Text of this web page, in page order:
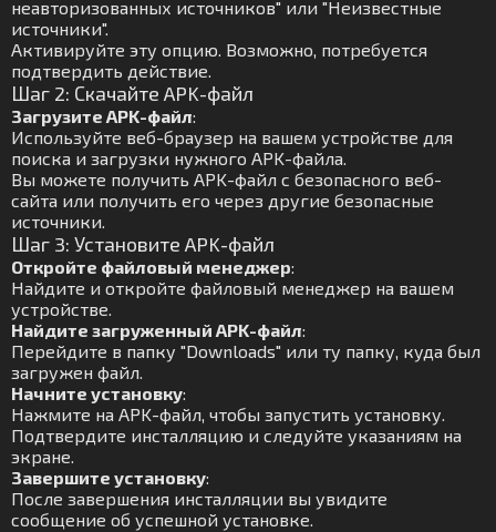
неавторизованных источников" или "Неизвестные
источники".
Активируйте эту опцию. Возможно, потребуется
подтвердить действие.
Шаг 2: Скачайте APK-файл
Загрузите APK-файл:
Используйте веб-браузер на вашем устройстве для
поиска и загрузки нужного APK-файла.
Вы можете получить APK-файл с безопасного веб-
сайта или получить его через другие безопасные
источники.
Шаг 3: Установите APK-файл
Откройте файловый менеджер:
Найдите и откройте файловый менеджер на вашем
устройстве.
Найдите загруженный APK-файл:
Перейдите в папку "Downloads" или ту папку, куда был
загружен файл.
Начните установку:
Нажмите на APK-файл, чтобы запустить установку.
Подтвердите инсталляцию и следуйте указаниям на
экране.
Завершите установку:
После завершения инсталляции вы увидите
сообщение об успешной установке.